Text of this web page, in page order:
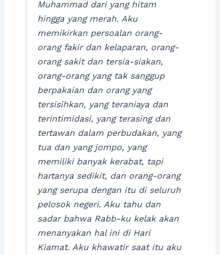
Muhammad dari yang hitam
hingga yang merah. Aku
memikirkan persoalan orang-
orang fakir dan kelaparan, orang-
orang sakit dan tersia-siakan,
orang-orang yang tak sanggup
berpakaian dan orang yang
tersisihkan, yang teraniaya dan
terintimidasi, yang terasing dan
tertawan dalam perbudakan, yang
tua dan yang jompo, yang
memiliki banyak kerabat, tapi
hartanya sedikit, dan orang-orang
yang serupa dengan itu di seluruh
pelosok negeri. Aku tahu dan
sadar bahwa Rabb-ku kelak akan
menanyakan hal ini di Hari
Kiamat. Aku khawatir saat itu aku